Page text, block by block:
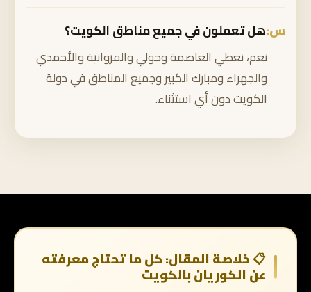
هل تعملون في جميع مناطق الكويت؟
نعم، نغطي العاصمة وحولي والفروانية والأحمدي
والجهراء ومبارك الكبير وجميع المناطق في دولة
الكويت دون أي استثناء.
📋 خلاصة المقال: كل ما تحتاج معرفته
عن الكوريان بالكويت